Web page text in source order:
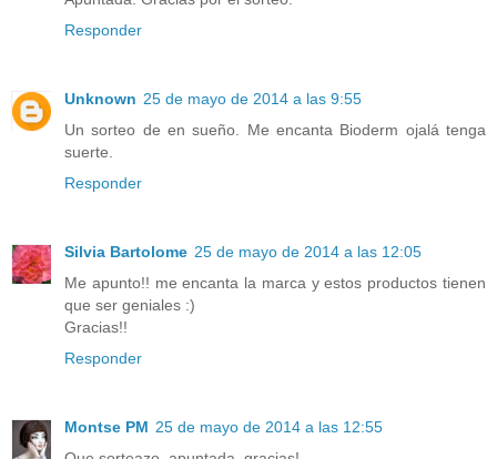
Responder
Unknown 25 de mayo de 2014 a las 9:55
Un sorteo de en sueño. Me encanta Bioderm ojalá tenga
suerte.
Responder
Silvia Bartolome 25 de mayo de 2014 a las 12:05
Me apunto!! me encanta la marca y estos productos tienen
que ser geniales :)
Gracias!!
Responder
Montse PM 25 de mayo de 2014 a las 12:55